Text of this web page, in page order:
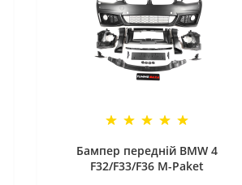
Бампер передній BMW 4
F32/F33/F36 M-Paket